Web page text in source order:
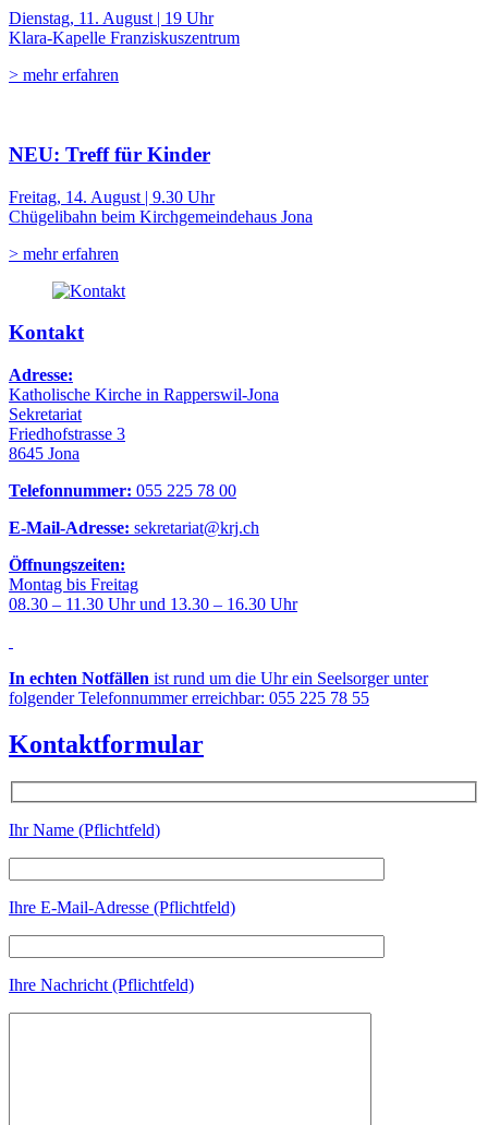
Dienstag, 11. August | 19 Uhr
Klara-Kapelle Franziskuszentrum
> mehr erfahren
NEU: Treff für Kinder
Freitag, 14. August | 9.30 Uhr
Chügelibahn beim Kirchgemeindehaus Jona
> mehr erfahren
Kontakt
Adresse:
Katholische Kirche in Rapperswil-Jona
Sekretariat
Friedhofstrasse 3
8645 Jona
Telefonnummer: 055 225 78 00
E-Mail-Adresse: sekretariat@krj.ch
Öffnungszeiten:
Montag bis Freitag
08.30 – 11.30 Uhr und 13.30 – 16.30 Uhr
In echten Notfällen ist rund um die Uhr ein Seelsorger unter
folgender Telefonnummer erreichbar: 055 225 78 55
Kontaktformular
Ihr Name (Pflichtfeld)
Ihre E-Mail-Adresse (Pflichtfeld)
Ihre Nachricht (Pflichtfeld)